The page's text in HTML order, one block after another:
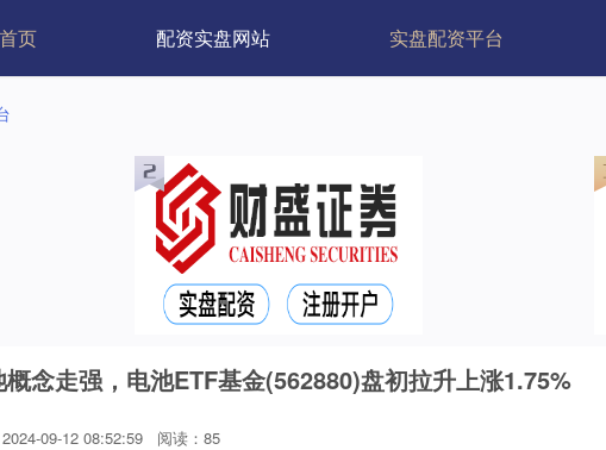
首页 配资实盘网站 实盘配资平台
念走强，电池ETF基金(562880)盘初拉升上涨1.75%
09-12 08:52:59 阅读：85